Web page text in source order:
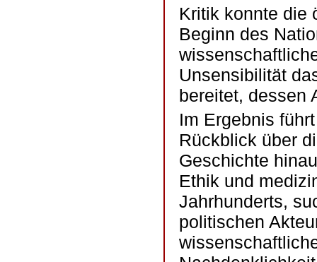
Kritik konnte die
Beginn des
Unsensibilität
bereitet, dessen
Im Ergebnis
Rückblick über
Geschichte
Ethik und
Jahrhunderts,
politischen